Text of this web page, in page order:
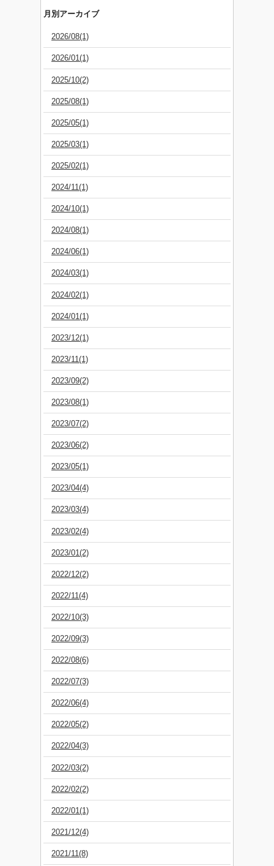
月別アーカイブ
2026/08(1)
2026/01(1)
2025/10(2)
2025/08(1)
2025/05(1)
2025/03(1)
2025/02(1)
2024/11(1)
2024/10(1)
2024/08(1)
2024/06(1)
2024/03(1)
2024/02(1)
2024/01(1)
2023/12(1)
2023/11(1)
2023/09(2)
2023/08(1)
2023/07(2)
2023/06(2)
2023/05(1)
2023/04(4)
2023/03(4)
2023/02(4)
2023/01(2)
2022/12(2)
2022/11(4)
2022/10(3)
2022/09(3)
2022/08(6)
2022/07(3)
2022/06(4)
2022/05(2)
2022/04(3)
2022/03(2)
2022/02(2)
2022/01(1)
2021/12(4)
2021/11(8)